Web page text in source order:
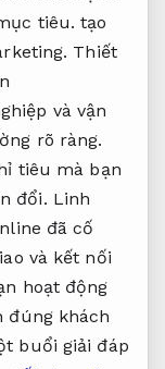
tiêu. tạo
Thiết
và vận
rõ ràng.
tiêu mà bạn
đổi. Linh
đã cố
và kết nối
hoạt động
đúng khách
buổi giải đáp